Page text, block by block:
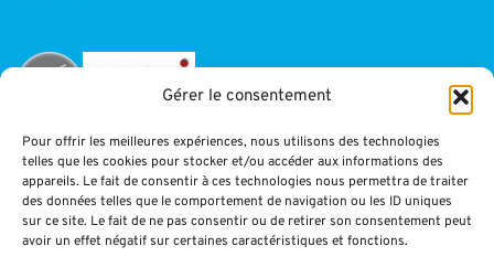
Gérer le consentement
Pour offrir les meilleures expériences, nous utilisons des technologies
telles que les cookies pour stocker et/ou accéder aux informations des
appareils. Le fait de consentir à ces technologies nous permettra de traiter
des données telles que le comportement de navigation ou les ID uniques
sur ce site. Le fait de ne pas consentir ou de retirer son consentement peut
avoir un effet négatif sur certaines caractéristiques et fonctions.
INFORMATIONS
Paiement